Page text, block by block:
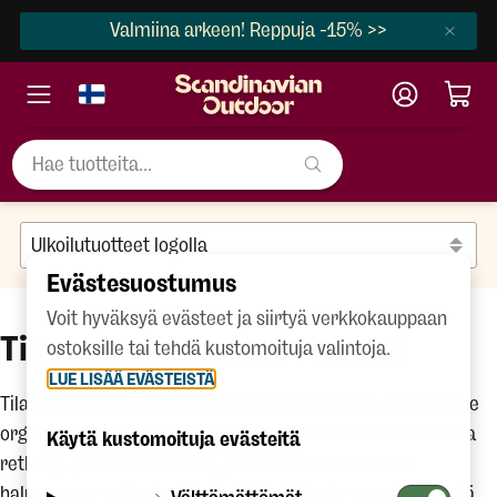
Valmiina arkeen! Reppuja -15% >>
Tilaa ulkoilutuotteet logolla
Tilaa yrityksen tai yhteisön logotuotteet meiltä. Tarjoamme
organisaatioille useiden vuosien kokemuksella laadukkaita
retkeily- ja ulkoilutuotteita, joihin voidaan toteuttaa
Evästesuostumus
Voit hyväksyä evästeet ja siirtyä verkkokauppaan
ostoksille tai tehdä kustomoituja valintoja.
LUE LISÄÄ EVÄSTEISTÄ
Käytä kustomoituja evästeitä